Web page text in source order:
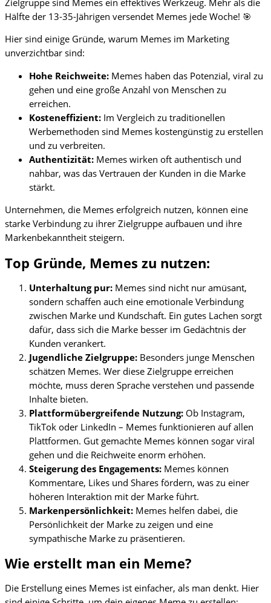
Hälfte der 13-35-Jährigen versendet Memes jede Woche! 🎯
Hier sind einige Gründe, warum Memes im Marketing
unverzichtbar sind:
Hohe Reichweite: Memes haben das Potenzial, viral zu
gehen und eine große Anzahl von Menschen zu
erreichen.
Kosteneffizient: Im Vergleich zu traditionellen
Werbemethoden sind Memes kostengünstig zu erstellen
und zu verbreiten.
Authentizität: Memes wirken oft authentisch und
nahbar, was das Vertrauen der Kunden in die Marke
stärkt.
Unternehmen, die Memes erfolgreich nutzen, können eine
starke Verbindung zu ihrer Zielgruppe aufbauen und ihre
Markenbekanntheit steigern.
Top Gründe, Memes zu nutzen:
Unterhaltung pur: Memes sind nicht nur amüsant,
sondern schaffen auch eine emotionale Verbindung
zwischen Marke und Kundschaft. Ein gutes Lachen sorgt
dafür, dass sich die Marke besser im Gedächtnis der
Kunden verankert.
Jugendliche Zielgruppe: Besonders junge Menschen
schätzen Memes. Wer diese Zielgruppe erreichen
möchte, muss deren Sprache verstehen und passende
Inhalte bieten.
Plattformübergreifende Nutzung: Ob Instagram,
TikTok oder LinkedIn – Memes funktionieren auf allen
Plattformen. Gut gemachte Memes können sogar viral
gehen und die Reichweite enorm erhöhen.
Steigerung des Engagements: Memes können
Kommentare, Likes und Shares fördern, was zu einer
höheren Interaktion mit der Marke führt.
Markenpersönlichkeit: Memes helfen dabei, die
Persönlichkeit der Marke zu zeigen und eine
sympathische Marke zu präsentieren.
Wie erstellt man ein Meme?
Die Erstellung eines Memes ist einfacher, als man denkt. Hier